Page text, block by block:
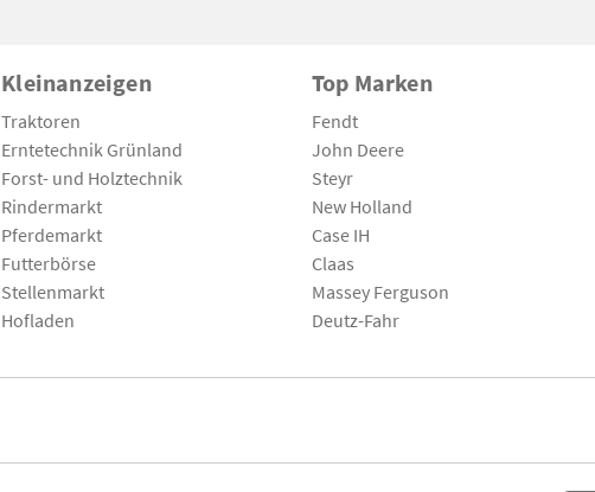
Kleinanzeigen
Traktoren
Erntetechnik Grünland
Forst- und Holztechnik
Rindermarkt
Pferdemarkt
Futterbörse
Stellenmarkt
Hofladen
Top Marken
Fendt
John Deere
Steyr
New Holland
Case IH
Claas
Massey Ferguson
Deutz-Fahr